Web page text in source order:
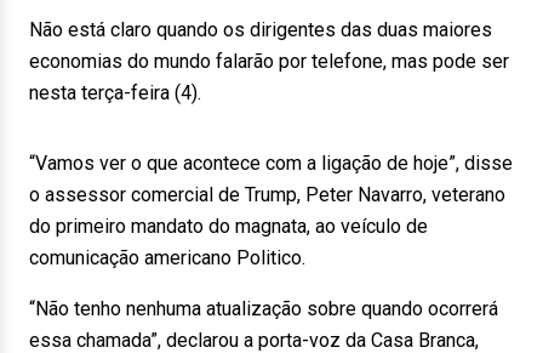
Não está claro quando os dirigentes das duas maiores
economias do mundo falarão por telefone, mas pode ser
nesta terça-feira (4).
“Vamos ver o que acontece com a ligação de hoje”, disse
o assessor comercial de Trump, Peter Navarro, veterano
do primeiro mandato do magnata, ao veículo de
comunicação americano Politico.
“Não tenho nenhuma atualização sobre quando ocorrerá
essa chamada”, declarou a porta-voz da Casa Branca,